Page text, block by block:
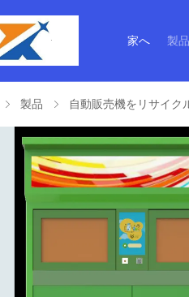
家へ 製品
製品 自動販売機をリサイク